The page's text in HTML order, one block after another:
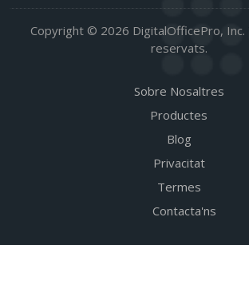
Copyright © 2026 DigitalOfficePro,
reservats.
Sobre Nosaltres
Productes
Blog
Privacitat
Termes
Contacta'ns